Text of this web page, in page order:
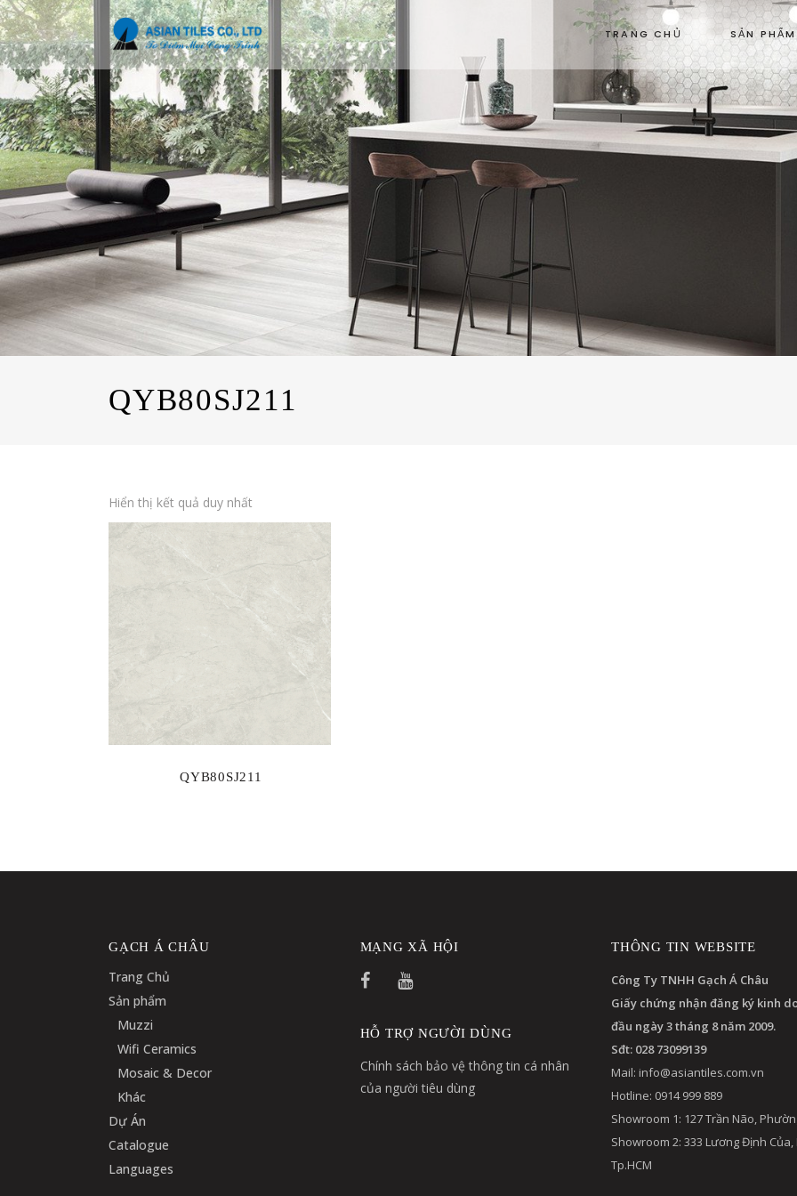
TRANG CHỦ SẢN PHẨM
QYB80SJ211
Hiển thị kết quả duy nhất
QYB80SJ211
GẠCH Á CHÂU
Trang Chủ
Sản phẩm
Muzzi
Wifi Ceramics
Mosaic & Decor
Khác
Dự Án
Catalogue
Languages
MẠNG XÃ HỘI
HỖ TRỢ NGƯỜI DÙNG
Chính sách bảo vệ thông tin cá nhân
của người tiêu dùng
THÔNG TIN WEBSITE
Công Ty TNHH Gạch Á Châu
Giấy chứng nhận đăng ký kinh
đầu ngày 3 tháng 8 năm 2009.
Sđt: 028 73099139
Mail: info@asiantiles.com.vn
Hotline: 0914 999 889
Showroom 1: 127 Trần Não,
Showroom 2: 333 Lương Định
Tp.HCM